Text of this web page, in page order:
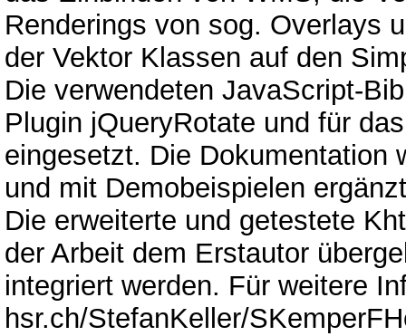
Renderings von sog. Overlays
der Vektor Klassen auf den
Die verwendeten JavaScript-
Plugin jQueryRotate und für
eingesetzt. Die Dokumentation
und mit Demobeispielen
Die erweiterte und getestete
der Arbeit dem Erstautor
integriert werden. Für weitere
hsr.ch/StefanKeller/